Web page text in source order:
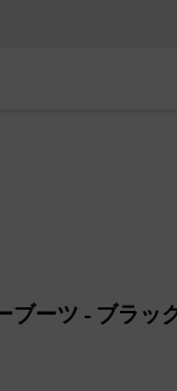
ブーツ - ブラッ